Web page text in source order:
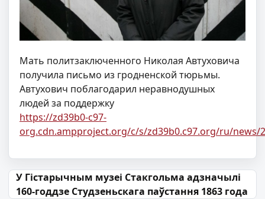
Мать политзаключенного Николая Автуховича
получила письмо из гродненской тюрьмы.
Автухович поблагодарил неравнодушных
людей за поддержку
https://zd39b0-c97-
org.cdn.ampproject.org/c/s/zd39b0.c97.org/ru/news/
Навігацыя па запісах
У Гістарычным музеі Стакгольма адзначылі
160-годдзе Студзеньскага паўстання 1863 года